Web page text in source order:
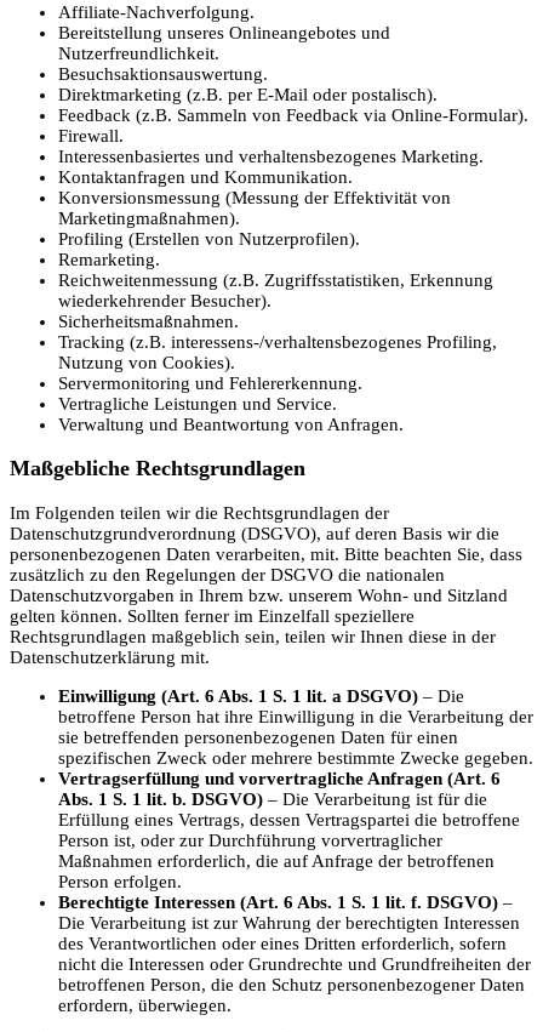
Affiliate-Nachverfolgung.
Bereitstellung unseres Onlineangebotes und
Nutzerfreundlichkeit.
Besuchsaktionsauswertung.
Direktmarketing (z.B. per E-Mail oder postalisch).
Feedback (z.B. Sammeln von Feedback via Online-Formular).
Firewall.
Interessenbasiertes und verhaltensbezogenes Marketing.
Kontaktanfragen und Kommunikation.
Konversionsmessung (Messung der Effektivität von
Marketingmaßnahmen).
Profiling (Erstellen von Nutzerprofilen).
Remarketing.
Reichweitenmessung (z.B. Zugriffsstatistiken, Erkennung
wiederkehrender Besucher).
Sicherheitsmaßnahmen.
Tracking (z.B. interessens-/verhaltensbezogenes Profiling,
Nutzung von Cookies).
Servermonitoring und Fehlererkennung.
Vertragliche Leistungen und Service.
Verwaltung und Beantwortung von Anfragen.
Maßgebliche Rechtsgrundlagen
Im Folgenden teilen wir die Rechtsgrundlagen der
Datenschutzgrundverordnung (DSGVO), auf deren Basis wir die
personenbezogenen Daten verarbeiten, mit. Bitte beachten Sie, dass
zusätzlich zu den Regelungen der DSGVO die nationalen
Datenschutzvorgaben in Ihrem bzw. unserem Wohn- und Sitzland
gelten können. Sollten ferner im Einzelfall speziellere
Rechtsgrundlagen maßgeblich sein, teilen wir Ihnen diese in der
Datenschutzerklärung mit.
Einwilligung (Art. 6 Abs. 1 S. 1 lit. a DSGVO) – Die
betroffene Person hat ihre Einwilligung in die Verarbeitung der
sie betreffenden personenbezogenen Daten für einen
spezifischen Zweck oder mehrere bestimmte Zwecke gegeben.
Vertragserfüllung und vorvertragliche Anfragen (Art. 6
Abs. 1 S. 1 lit. b. DSGVO) – Die Verarbeitung ist für die
Erfüllung eines Vertrags, dessen Vertragspartei die betroffene
Person ist, oder zur Durchführung vorvertraglicher
Maßnahmen erforderlich, die auf Anfrage der betroffenen
Person erfolgen.
Berechtigte Interessen (Art. 6 Abs. 1 S. 1 lit. f. DSGVO) –
Die Verarbeitung ist zur Wahrung der berechtigten Interessen
des Verantwortlichen oder eines Dritten erforderlich, sofern
nicht die Interessen oder Grundrechte und Grundfreiheiten der
betroffenen Person, die den Schutz personenbezogener Daten
erfordern, überwiegen.